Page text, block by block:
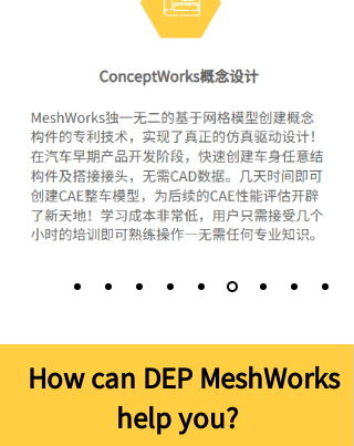
How can DEP MeshWorks
help you?